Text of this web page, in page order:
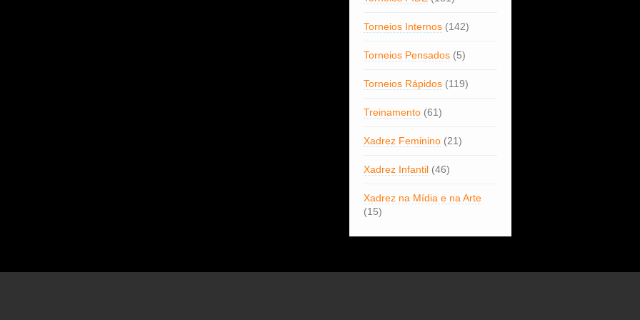
Torneios Internos(142)
Torneios Pensados(5)
Torneios Rápidos(119)
Treinamento(61)
Xadrez Feminino(21)
Xadrez Infantil(46)
Xadrez na Mídia e na Arte
(15)